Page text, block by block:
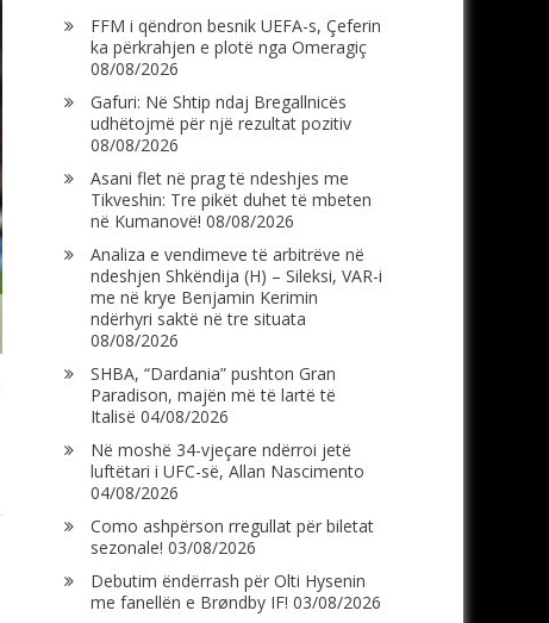
FFM i qëndron besnik UEFA-s, Çeferin
ka përkrahjen e plotë nga Omeragiç
08/08/2026
Gafuri: Në Shtip ndaj Bregallnicës
udhëtojmë për një rezultat pozitiv
08/08/2026
Asani flet në prag të ndeshjes me
Tikveshin: Tre pikët duhet të mbeten
në Kumanovë! 08/08/2026
Analiza e vendimeve të arbitrëve në
ndeshjen Shkëndija (H) – Sileksi, VAR-i
me në krye Benjamin Kerimin
ndërhyri saktë në tre situata
08/08/2026
SHBA, “Dardania” pushton Gran
Paradison, majën më të lartë të
Italisë 04/08/2026
Në moshë 34-vjeçare ndërroi jetë
luftëtari i UFC-së, Allan Nascimento
04/08/2026
Como ashpërson rregullat për biletat
sezonale! 03/08/2026
Debutim ëndërrash për Olti Hysenin
me fanellën e Brøndby IF! 03/08/2026